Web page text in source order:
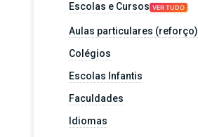
Escolas e Cursos VER TUDO
Aulas particulares (reforço)
Colégios
Escolas Infantis
Faculdades
Idiomas